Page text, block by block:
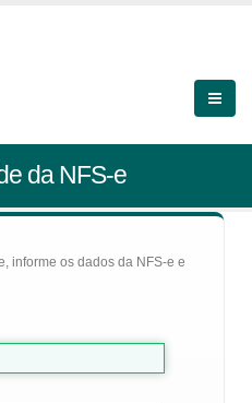
da NFS-e
informe os dados da NFS-e e